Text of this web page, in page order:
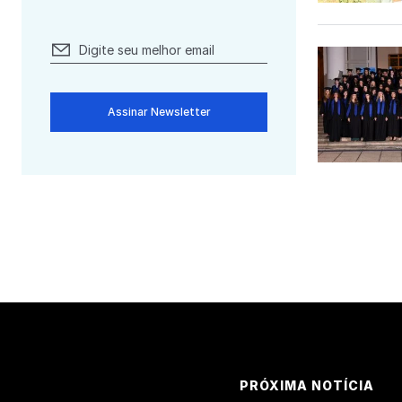
Assinar Newsletter
PRÓXIMA NOTÍCIA